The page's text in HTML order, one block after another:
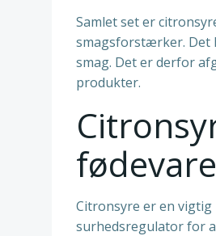
Samlet set er
smagsforstærker. Det
smag. Det er derfor
produkter.
Citronsyre er en
surhedsregulator for